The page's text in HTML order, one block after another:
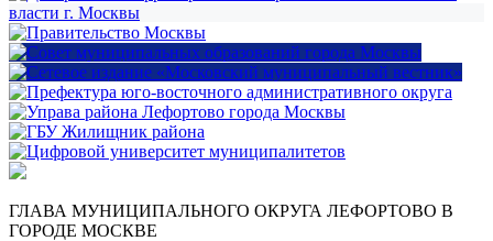
ГЛАВА МУНИЦИПАЛЬНОГО ОКРУГА ЛЕФОРТОВО В
ГОРОДЕ МОСКВЕ